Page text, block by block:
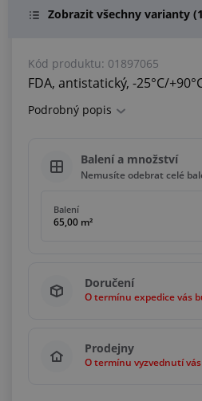
Zobrazit všechny varianty
Kód produktu: 01897065
FDA, antistatický, -25°C/
Podrobný popis
Balení a množství
Nemusíte odebrat celé
Balení
65,00 m²
Doručení
O termínu expedice vás
Prodejny
O termínu vyzvednutí